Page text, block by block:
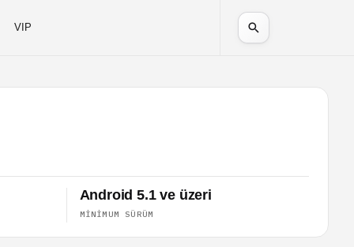
VIP
Android 5.1 ve üzeri
MINIMUM SÜRÜM